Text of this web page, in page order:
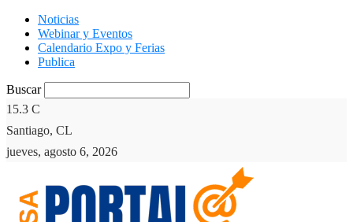
Noticias
Webinar y Eventos
Calendario Expo y Ferias
Publica
Buscar
15.3 C
Santiago, CL
jueves, agosto 6, 2026